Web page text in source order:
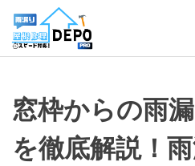
Skip
content
窓枠からの雨
を徹底解説！